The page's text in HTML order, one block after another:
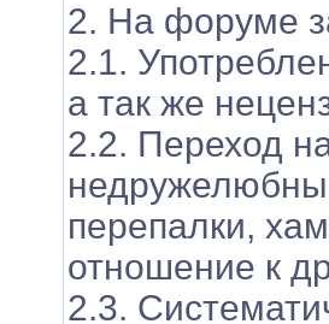
2. На форуме
2.1.
а так же
2.2. Переход
перепалки,
отношение к
2.3.